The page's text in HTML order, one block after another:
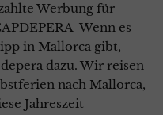
Werbung für
Wenn es
in Mallorca gibt,
dazu. Wir reisen
nach Mallorca,
Jahreszeit